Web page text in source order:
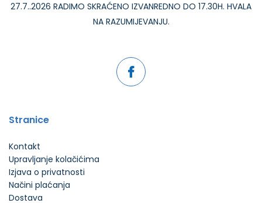
27.7..2026 RADIMO SKRAĆENO IZVANREDNO DO 17.30H. HVALA
NA RAZUMIJEVANJU.
Stranice
Kontakt
Upravljanje kolačićima
Izjava o privatnosti
Načini plaćanja
Dostava